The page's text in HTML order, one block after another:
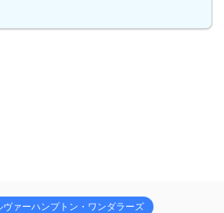
ヴァーハンプトン・ワンダラーズ